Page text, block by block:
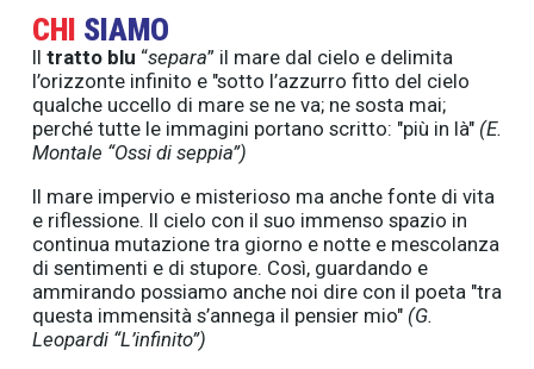
CHI SIAMO
Il tratto blu “separa” il mare dal cielo e delimita
l’orizzonte infinito e "sotto l’azzurro fitto del cielo
qualche uccello di mare se ne va; ne sosta mai;
perché tutte le immagini portano scritto: "più in là" (E.
Montale “Ossi di seppia”)
Il mare impervio e misterioso ma anche fonte di vita
e riflessione. Il cielo con il suo immenso spazio in
continua mutazione tra giorno e notte e mescolanza
di sentimenti e di stupore. Così, guardando e
ammirando possiamo anche noi dire con il poeta "tra
questa immensità s’annega il pensier mio" (G.
Leopardi “L’infinito”)